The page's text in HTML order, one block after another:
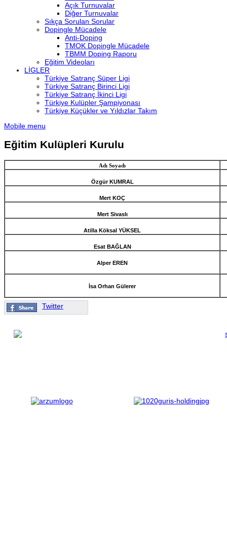
Açık Turnuvalar
Diğer Turnuvalar
Sıkça Sorulan Sorular
Dopingle Mücadele
Anti-Doping
TMOK Dopingle Mücadele
TBMM Doping Raporu
Eğitim Videoları
LİGLER
Türkiye Satranç Süper Ligi
Türkiye Satranç Birinci Ligi
Türkiye Satranç İkinci Ligi
Türkiye Kulüpler Şampiyonası
Türkiye Küçükler ve Yıldızlar Takım
Mobile menu
Eğitim Kulüpleri Kurulu
Adı Soyadı
Özgür KUMRAL
Mert KOÇ
Mert Sivaslı
Atilla Köksal YÜKSEL
Esat BAĞLAN
Alper EREN
İsa Orhan Gülerer
Twitter